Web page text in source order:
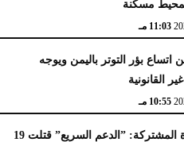
مسكنة
11:03 مـ
اتساع بؤر التوتر باليمن ويوجه
القانونية
10:55 مـ
السودان .. القوة المشتركة: ”الدعم السريع” قتلت 19